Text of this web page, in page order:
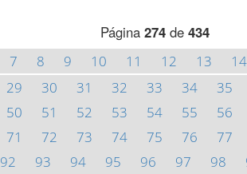
Página 274de 434
7 8 9 10 11 12 13 14
29 30 31 32 33 34 35
50 51 52 53 54 55 56
71 72 73 74 75 76 77
92 93 94 95 96 97 98